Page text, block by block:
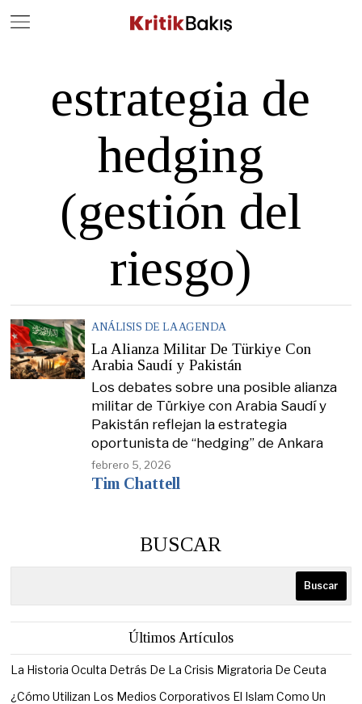
estrategia de
hedging
(gestión del
riesgo)
ANÁLISIS DE LA AGENDA
La Alianza Militar De Türkiye Con
Arabia Saudí y Pakistán
Los debates sobre una posible alianza
militar de Türkiye con Arabia Saudí y
Pakistán reflejan la estrategia
oportunista de “hedging” de Ankara
febrero 5, 2026
Tim Chattell
BUSCAR
Buscar
Últimos Artículos
La Historia Oculta Detrás De La Crisis Migratoria De Ceuta
¿Cómo Utilizan Los Medios Corporativos El Islam Como Un